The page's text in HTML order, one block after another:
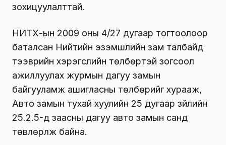
зохицуулалттай.
НИТХ-ын 2009 оны 4/27 дугаар тогтоолоор
баталсан Нийтийн эзэмшлийн зам талбайд
тээврийн хэрэгслийн төлбөртэй зогсоол
ажиллуулах журмын дагуу замын
байгууламж ашигласны төлбөрийг хурааж,
Авто замын тухай хуулийн 25 дугаар зүйлийн
25.2.5-д заасны дагуу авто замын санд
төвлөрүүлж байна.